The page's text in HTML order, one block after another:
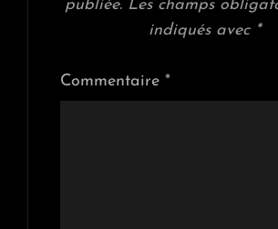
publiée. Les champs
indiqués avec *
Commentaire *